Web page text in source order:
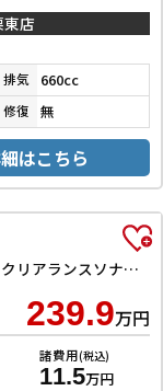
東店
排気 660cc
修復 無
はこちら
ハイブリッドMV 全周囲カメラ ナビ TV クリアランスソナー オートクルーズコントロール レーンアシスト 衝突被害軽減システム 両側電動スライドドア オートライト LEDヘッドランプ スマートキー
239.9万円
諸費用(税込)
11.5万円